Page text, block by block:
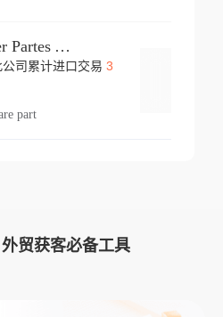
Dpm Draexlmaier Partes Automotrices Corr Ind Huejotzingo
司累计进口交易 3
part
外贸获客必备工具